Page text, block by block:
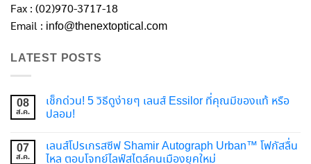
Fax : (02)970-3717-18
Email : info@thenextoptical.com
LATEST POSTS
08
ส.ค.
เช็กด่วน! 5 วิธีดูง่ายๆ เลนส์ Essilor ที่คุณมีของแท้ หรือ
ปลอม!
07
ส.ค.
เลนส์โปรเกรสซีฟ Shamir Autograph Urban™ โฟกัสลื่น
ไหล ตอบโจทย์ไลฟ์สไตล์คนเมืองยุคใหม่